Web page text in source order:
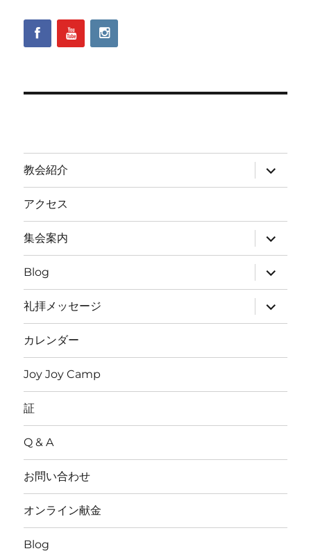
教会紹介
サ
ブ
メ
ー
を
展
開
アクセス
集会案内
サ
ブ
メ
ニ
ュ
ー
を
展
開
Blog
サ
ブ
メ
ニ
ュ
ー
開
礼拝メッセージ
サ
ブ
メ
ー
開
カレンダー
Joy Joy Camp
証
Q & A
お問い合わせ
オンライン献金
Blog